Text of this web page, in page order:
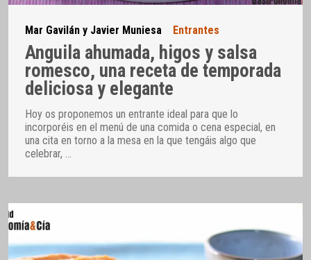
Mar Gavilán y Javier Muniesa Entrantes
Anguila ahumada, higos y salsa
romesco, una receta de temporada
deliciosa y elegante
Hoy os proponemos un entrante ideal para que lo
incorporéis en el menú de una comida o cena especial, en
una cita en torno a la mesa en la que tengáis algo que
celebrar, …